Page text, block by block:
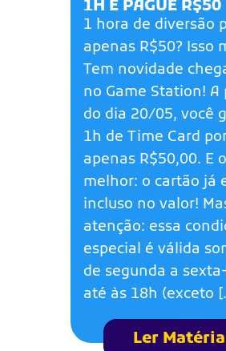
1H E PAGUE R$50
1 hora de diversão
apenas R$50? Isso
Tem novidade
no Game Station! A
do dia 20/05, você
1h de Time Card
apenas R$50,00. E o
melhor: o cartão já
incluso no valor!
atenção: essa
especial é válida
de segunda a
até às 18h (exceto
Ler Matéria